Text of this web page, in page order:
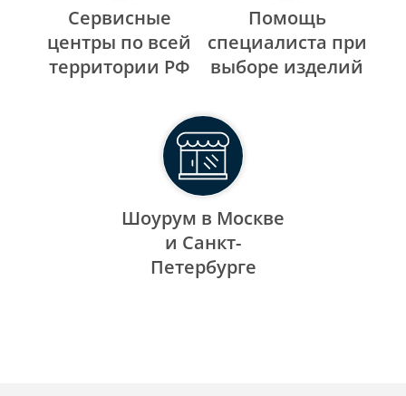
Сервисные
центры по всей
территории РФ
Помощь
специалиста при
выборе изделий
Шоурум в Москве
и Санкт-
Петербурге